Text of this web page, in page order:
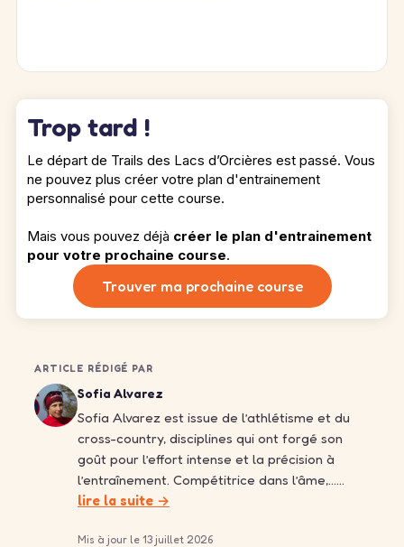
Trop tard !
Le départ de Trails des Lacs d’Orcières est passé. Vous
ne pouvez plus créer votre plan d'entrainement
personnalisé pour cette course.
Mais vous pouvez déjà créer le plan d'entrainement
pour votre prochaine course.
Trouver ma prochaine course
ARTICLE RÉDIGÉ PAR
Sofia Alvarez
Sofia Alvarez est issue de l’athlétisme et du
cross-country, disciplines qui ont forgé son
goût pour l’effort intense et la précision à
l’entraînement. Compétitrice dans l’âme,……
lire la suite →
Mis à jour le 13 juillet 2026